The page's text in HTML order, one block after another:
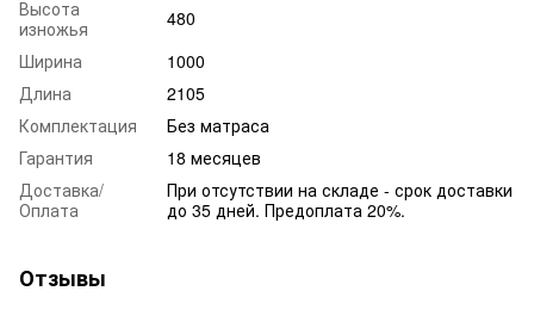
Высота
изножья
480
Ширина
1000
Длина
2105
Комплектация
Без матраса
Гарантия
18 месяцев
Доставка/
Оплата
При отсутствии на складе - срок доставки
до 35 дней. Предоплата 20%.
Отзывы